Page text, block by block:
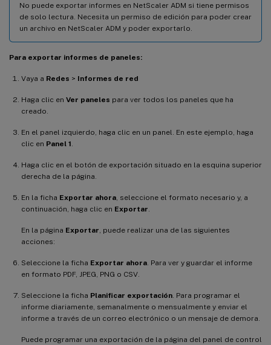
No puede exportar informes en NetScaler ADM si tiene permisos
de solo lectura. Necesita un permiso de edición para poder crear
un archivo en NetScaler ADM y poder exportarlo.
Para exportar informes de paneles:
Vaya a Redes > Informes de red
Haga clic en Ver paneles para ver todos los paneles que ha
creado.
En el panel izquierdo, haga clic en un panel. En este ejemplo, haga
clic en Panel 1
Haga clic en el botón de exportación situado en la esquina superior
derecha de la página.
En la ficha Exportar ahora , seleccione el formato necesario y, a
continuación, haga clic en Exportar
En la página Exportar , puede realizar una de las siguientes
acciones:
Seleccione la ficha Exportar ahora . Para ver y guardar el informe
en formato PDF, JPEG, PNG o CSV.
Seleccione la ficha Planificar exportación . Para programar el
informe diariamente, semanalmente o mensualmente y enviar el
informe a través de un correo electrónico o un mensaje de demora.
Puede programar una exportación de la página del panel de control